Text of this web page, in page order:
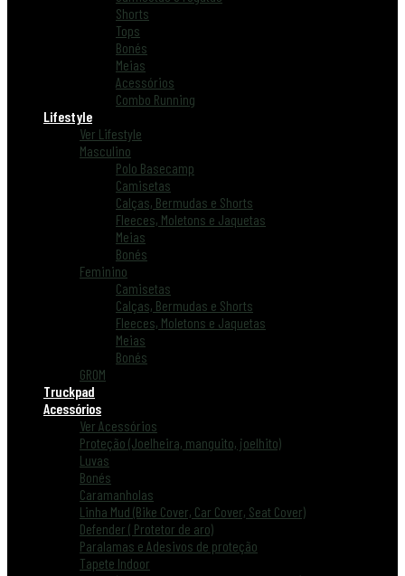
Shorts
Tops
Bonés
Meias
Acessórios
Combo Running
Lifestyle
Ver Lifestyle
Masculino
Polo Basecamp
Camisetas
Calças, Bermudas e Shorts
Fleeces, Moletons e Jaquetas
Meias
Bonés
Feminino
Camisetas
Calças, Bermudas e Shorts
Fleeces, Moletons e Jaquetas
Meias
Bonés
GROM
Truckpad
Acessórios
Ver Acessórios
Proteção (Joelheira, manguito, joelhito)
Luvas
Bonés
Caramanholas
Linha Mud (Bike Cover, Car Cover, Seat Cover)
Defender ( Protetor de aro)
Paralamas e Adesivos de proteção
Tapete Indoor